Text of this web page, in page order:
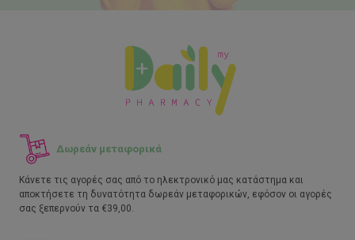
Δωρεάν μεταφορικά
Κάνετε τις αγορές σας από το ηλεκτρονικό μας κατάστημα και
αποκτήσετε τη δυνατότητα δωρεάν μεταφορικών, εφόσον οι αγορές
σας ξεπερνούν τα €39,00.